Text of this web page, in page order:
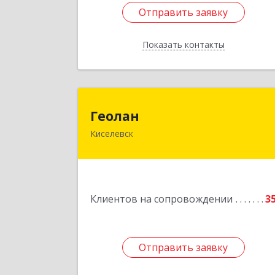
Отправить заявку
Показать контакты
Отправить заявку
Назад
Геолан
Киселевск
Клиентов на сопровождении
Отправить заявку
652700, Кемеровская обл, Киселевск г,
Отправить заявку